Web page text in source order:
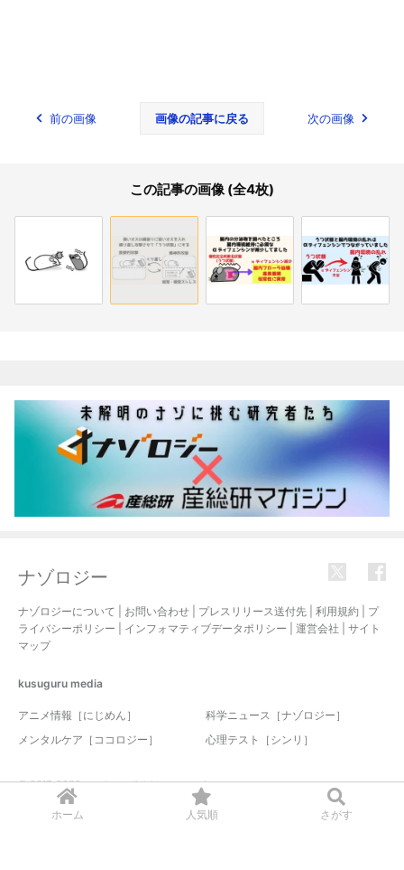
ホーム 人気順 さがす
前の画像 画像の記事に戻る 次の画像
この記事の画像 (全4枚)
ナゾロジー
ナゾロジーについて お問い合わせ プレスリリース送付先 利用規約
プ
ライバシーポリシー
インフォマティブデータポリシー 運営会社
サイト
マップ
kusuguru media
アニメ情報［にじめん］
科学ニュース［ナゾロジー］
メンタルケア［ココロジー］
心理テスト［シンリ］
© 2017-2026 nazology. all rights reserved.